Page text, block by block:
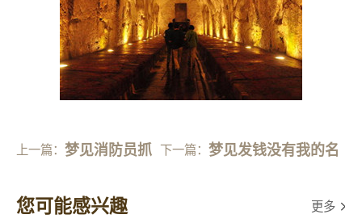
上一篇：梦见消防员抓 下一篇：梦见发钱没有我的名
您可能感兴趣 更多